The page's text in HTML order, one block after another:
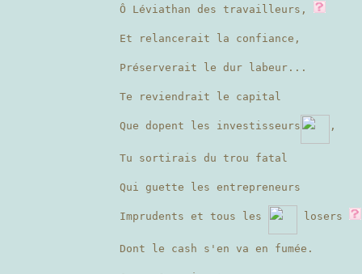
Ô Léviathan des travailleurs,
Et relancerait la confiance,
Préserverait le dur labeur...
Te reviendrait le capital
Que dopent les investisseurs ,
Tu sortirais du trou fatal
Qui guette les entrepreneurs
Imprudents et tous les losers
Dont le cash s'en va en fumée.